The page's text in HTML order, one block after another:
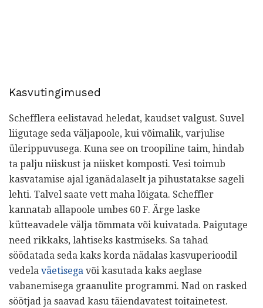
Kasvutingimused
Schefflera eelistavad heledat, kaudset valgust. Suvel
liigutage seda väljapoole, kui võimalik, varjulise
ülerippuvusega. Kuna see on troopiline taim, hindab
ta palju niiskust ja niisket komposti. Vesi toimub
kasvatamise ajal iganädalaselt ja pihustatakse sageli
lehti. Talvel saate vett maha lõigata. Scheffler
kannatab allapoole umbes 60 F. Ärge laske
kütteavadele välja tõmmata või kuivatada. Paigutage
need rikkaks, lahtiseks kastmiseks. Sa tahad
söödatada seda kaks korda nädalas kasvuperioodil
vedela väetisega või kasutada kaks aeglase
vabanemisega graanulite programmi. Nad on rasked
söötjad ja saavad kasu täiendavatest toitainetest.